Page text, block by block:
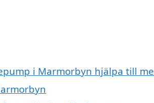
i Marmorbyn hjälpa till